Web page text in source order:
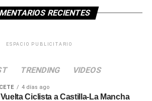
RECIENTES
ESPACIO PUBLICITARIO
TRENDING VIDEOS
4 días ago
Vuelta Ciclista a Castilla-La Mancha